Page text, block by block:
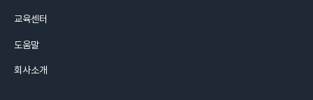
교육센터
도움말
회사소개